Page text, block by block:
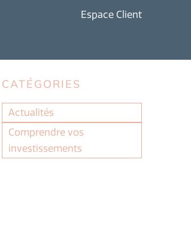
Espace Client
CATÉGORIES
Actualités
Comprendre vos
investissements